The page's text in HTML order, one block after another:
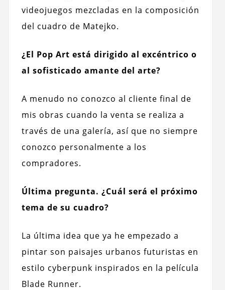
videojuegos mezcladas en la composición
del cuadro de Matejko.
¿El Pop Art está dirigido al excéntrico o
al sofisticado amante del arte?
A menudo no conozco al cliente final de
mis obras cuando la venta se realiza a
través de una galería, así que no siempre
conozco personalmente a los
compradores.
Última pregunta. ¿Cuál será el próximo
tema de su cuadro?
La última idea que ya he empezado a
pintar son paisajes urbanos futuristas en
estilo cyberpunk inspirados en la película
Blade Runner.